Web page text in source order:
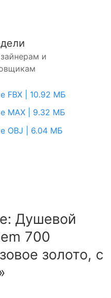
и
FBX | 10.92 МБ
MAX | 9.32 МБ
OBJ | 6.04 МБ
Душевой
700
золото, с